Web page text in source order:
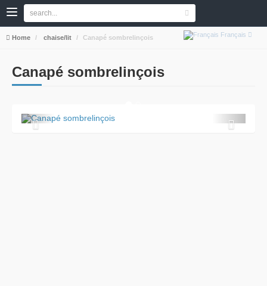
Français
Home chaise/lit Canapé sombrelinçois
Canapé sombrelinçois